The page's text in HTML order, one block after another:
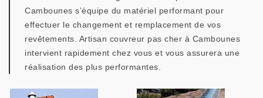
Cambounes s’équipe du matériel performant pour
effectuer le changement et remplacement de vos
revêtements. Artisan couvreur pas cher à Cambounes
intervient rapidement chez vous et vous assurera une
réalisation des plus performantes.